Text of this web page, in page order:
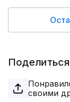
Поделиться
своими